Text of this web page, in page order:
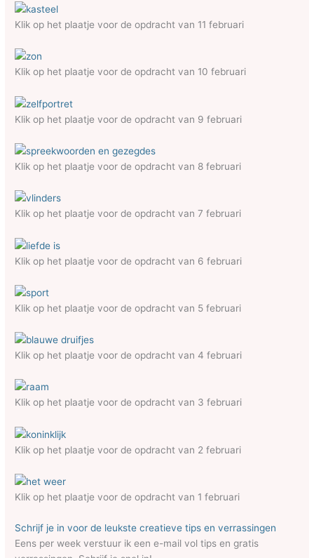
Klik op het plaatje voor de opdracht van 11 februari
Klik op het plaatje voor de opdracht van 10 februari
Klik op het plaatje voor de opdracht van 9 februari
Klik op het plaatje voor de opdracht van 8 februari
Klik op het plaatje voor de opdracht van 7 februari
Klik op het plaatje voor de opdracht van 6 februari
Klik op het plaatje voor de opdracht van 5 februari
Klik op het plaatje voor de opdracht van 4 februari
Klik op het plaatje voor de opdracht van 3 februari
Klik op het plaatje voor de opdracht van 2 februari
Klik op het plaatje voor de opdracht van 1 februari
Schrijf je in voor de leukste creatieve tips en verrassingen
Eens per week verstuur ik een e-mail vol tips en gratis